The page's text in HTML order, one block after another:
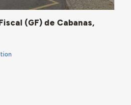
(GF) de Cabanas,